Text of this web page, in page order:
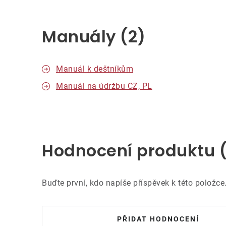
Manuály (2)
Manuál k deštníkům
Manuál na údržbu CZ, PL
Hodnocení produktu
Buďte první, kdo napíše příspěvek k této položce.
PŘIDAT HODNOCENÍ